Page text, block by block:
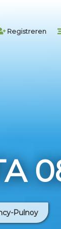
Registreren
Pulnoy